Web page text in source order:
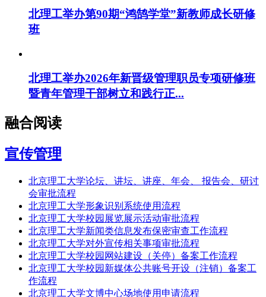
北理工举办第90期“鸿鹄学堂”新教师成长研修
班
北理工举办2026年新晋级管理职员专项研修班
暨青年管理干部树立和践行正...
融合阅读
宣传管理
北京理工大学论坛、讲坛、讲座、年会、 报告会、研讨
会审批流程
北京理工大学形象识别系统使用流程
北京理工大学校园展览展示活动审批流程
北京理工大学新闻类信息发布保密审查工作流程
北京理工大学对外宣传相关事项审批流程
北京理工大学校园网站建设（关停）备案工作流程
北京理工大学校园新媒体公共账号开设（注销）备案工
作流程
北京理工大学文博中心场地使用申请流程